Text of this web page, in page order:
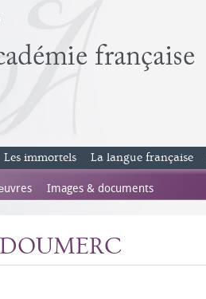
Les immortels La langue française
Images & documents